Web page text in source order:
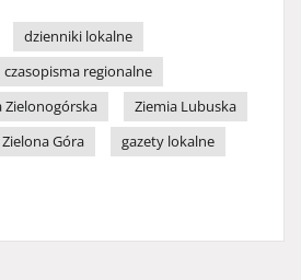
dzienniki lokalne
czasopisma regionalne
Zielonogórska
Ziemia Lubuska
Zielona Góra
gazety lokalne